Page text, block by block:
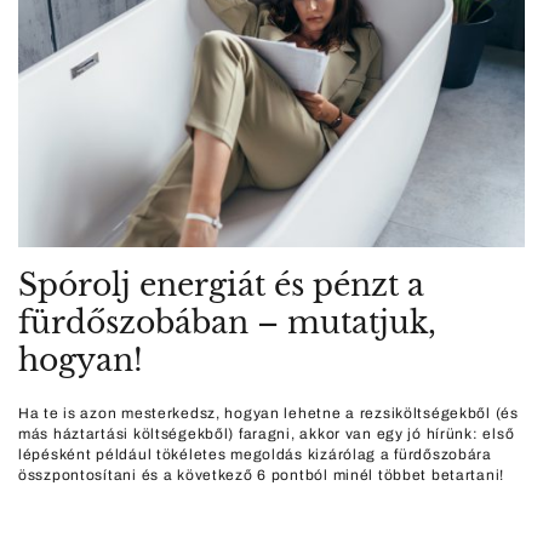
Spórolj energiát és pénzt a
fürdőszobában – mutatjuk,
hogyan!
Ha te is azon mesterkedsz, hogyan lehetne a rezsiköltségekből (és
más háztartási költségekből) faragni, akkor van egy jó hírünk: első
lépésként például tökéletes megoldás kizárólag a fürdőszobára
összpontosítani és a következő 6 pontból minél többet betartani!